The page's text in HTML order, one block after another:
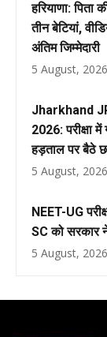
हरियाणा: पिता
तीन बेटियां,
अंतिम जिम्मेदारी
5 August, 2026
Jharkhand
2026: परीक्षा
हड़ताल पर बैठे
5 August, 2026
NEET-UG
SC को सरकार
5 August, 2026